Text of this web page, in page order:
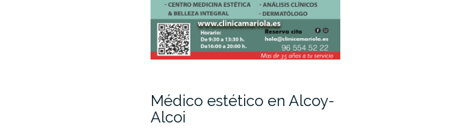
Médico estético en Alcoy-
Alcoi